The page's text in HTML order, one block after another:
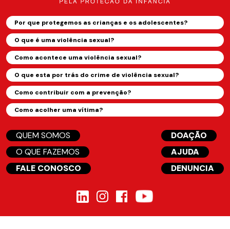
Por que protegemos as crianças e os adolescentes?
O que é uma violência sexual?
Como acontece uma violência sexual?
O que esta por trás do crime de violência sexual?
Como contribuir com a prevenção?
Como acolher uma vítima?
QUEM SOMOS
O QUE FAZEMOS
FALE CONOSCO
DOAÇÃO
AJUDA
DENUNCIA